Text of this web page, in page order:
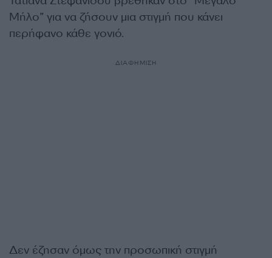
Μήλο” για να ζήσουν μια στιγμή που κάνει
περήφανο κάθε γονιό.
ΔΙΑΦΗΜΙΣΗ
Δεν έζησαν όμως την προσωπική στιγμή